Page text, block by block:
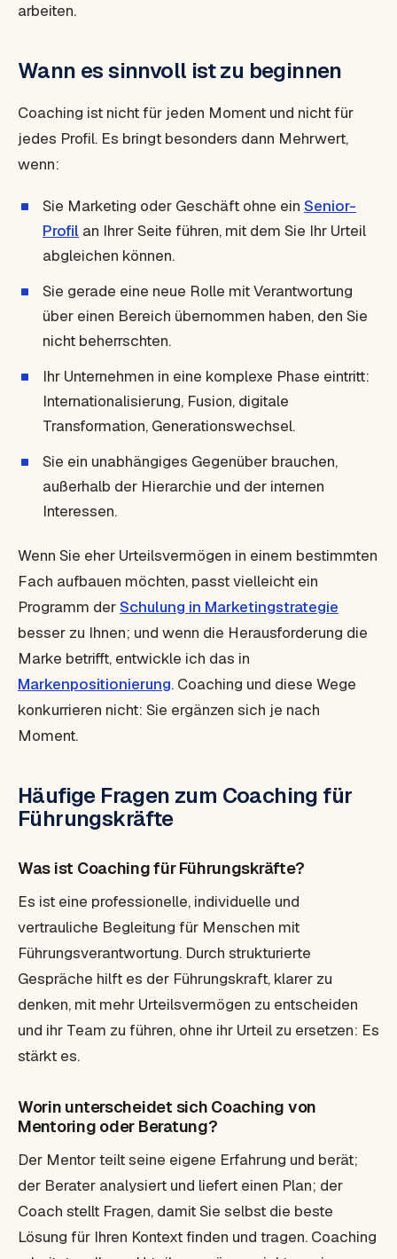
arbeiten.
Wann es sinnvoll ist zu beginnen
Coaching ist nicht für jeden Moment und nicht für
jedes Profil. Es bringt besonders dann Mehrwert,
wenn:
Sie Marketing oder Geschäft ohne ein Senior-
Profil an Ihrer Seite führen, mit dem Sie Ihr Urteil
abgleichen können.
Sie gerade eine neue Rolle mit Verantwortung
über einen Bereich übernommen haben, den Sie
nicht beherrschten.
Ihr Unternehmen in eine komplexe Phase eintritt:
Internationalisierung, Fusion, digitale
Transformation, Generationswechsel.
Sie ein unabhängiges Gegenüber brauchen,
außerhalb der Hierarchie und der internen
Interessen.
Wenn Sie eher Urteilsvermögen in einem bestimmten
Fach aufbauen möchten, passt vielleicht ein
Programm derSchulung in Marketingstrategie
besser zu Ihnen; und wenn die Herausforderung die
Marke betrifft, entwickle ich das in
Markenpositionierung. Coaching und diese Wege
konkurrieren nicht: Sie ergänzen sich je nach
Moment.
Häufige Fragen zum Coaching für
Führungskräfte
Was ist Coaching für Führungskräfte?
Es ist eine professionelle, individuelle und
vertrauliche Begleitung für Menschen mit
Führungsverantwortung. Durch strukturierte
Gespräche hilft es der Führungskraft, klarer zu
denken, mit mehr Urteilsvermögen zu entscheiden
und ihr Team zu führen, ohne ihr Urteil zu ersetzen: Es
stärkt es.
Worin unterscheidet sich Coaching von
Mentoring oder Beratung?
Der Mentor teilt seine eigene Erfahrung und berät;
der Berater analysiert und liefert einen Plan; der
Coach stellt Fragen, damit Sie selbst die beste
Lösung für Ihren Kontext finden und tragen. Coaching